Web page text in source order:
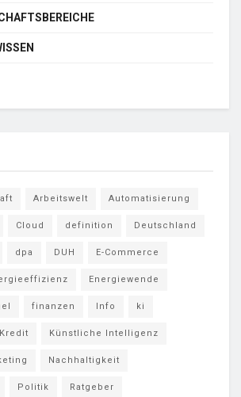
Arbeitswelt Automatisierung
Cloud definition Deutschland
dpa DUH E-Commerce
Energiewende
finanzen Info ki
Kredit Künstliche Intelligenz
Nachhaltigkeit
Politik Ratgeber